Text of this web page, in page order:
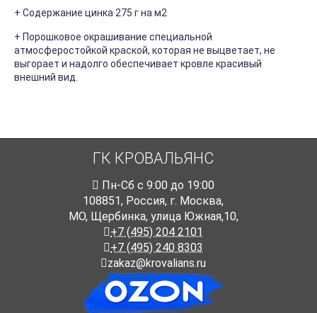
+ Содержание цинка 275 г на м2
+ Порошковое окрашивание специальной
атмосферостойкой краской, которая не выцветает, не
выгорает и надолго обеспечивает кровле красивый
внешний вид.
ГК КРОВАЛЬЯНС
Пн-Cб с 9:00 до 19:00
108851, Россия, г. Москва,
МО, Щербинка, улица Южная,10,
+7 (495) 204 2101
+7 (495) 240 8303
zakaz@krovalians.ru